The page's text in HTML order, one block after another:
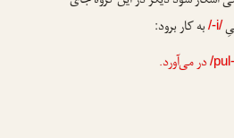
/-i/به کار برود:
/در می‌آورد.